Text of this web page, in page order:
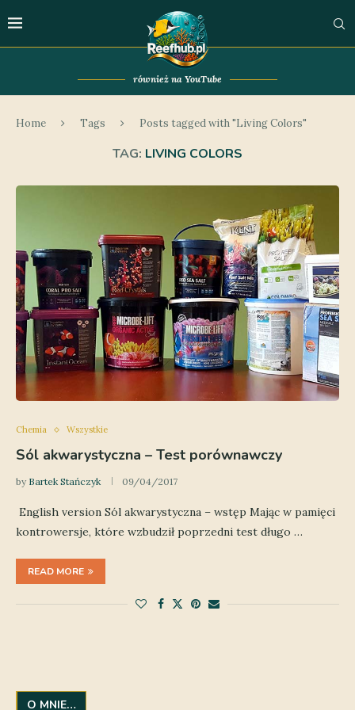
również na YouTube
Home Tags Posts tagged with "Living Colors"
TAG: LIVING COLORS
Chemia Wszystkie
Sól akwarystyczna – Test porównawczy
by Bartek Stańczyk 09/04/2017
English version Sól akwarystyczna – wstęp Mając w pamięci
kontrowersje, które wzbudził poprzedni test długo …
READ MORE
O MNIE…